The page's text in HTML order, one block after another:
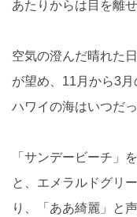
あたりからは目を離せ
空気の澄んだ晴れた
が望め、11月から3月
ハワイの海はいつだ
「サンデービーチ」
と、エメラルドグリ
り、「ああ綺麗」と